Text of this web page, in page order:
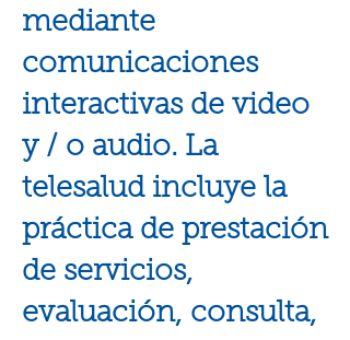
mediante
comunicaciones
interactivas de video
y / o audio. La
telesalud incluye la
práctica de prestación
de servicios,
evaluación, consulta,